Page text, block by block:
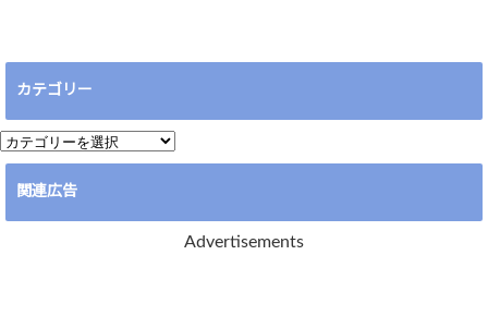
カテゴリー
カ
テ
リ
関連広告
Advertisements